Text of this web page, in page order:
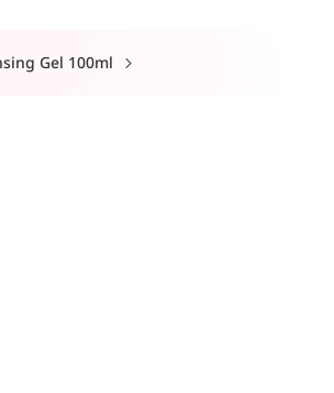
Gel 100ml